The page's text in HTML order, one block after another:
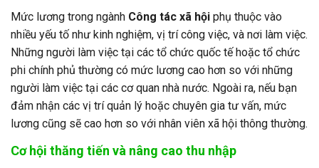
Mức lương trong ngành Công tác xã hội phụ thuộc vào
nhiều yếu tố như kinh nghiệm, vị trí công việc, và nơi làm việc.
Những người làm việc tại các tổ chức quốc tế hoặc tổ chức
phi chính phủ thường có mức lương cao hơn so với những
người làm việc tại các cơ quan nhà nước. Ngoài ra, nếu bạn
đảm nhận các vị trí quản lý hoặc chuyên gia tư vấn, mức
lương cũng sẽ cao hơn so với nhân viên xã hội thông thường.
Cơ hội thăng tiến và nâng cao thu nhập